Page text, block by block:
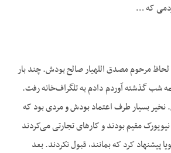
که …
مرحوم مصدق اللهیار صالح بودش. چند بار
شب گذشته آوردم دادم به تلگراف‌خانه رفت.
بسیار طرف اعتماد بودش و مردی بود که
مقیم بودند و کارهای تجارتی می‌کردند
کرد که بمانند، قبول نکردند. بعد